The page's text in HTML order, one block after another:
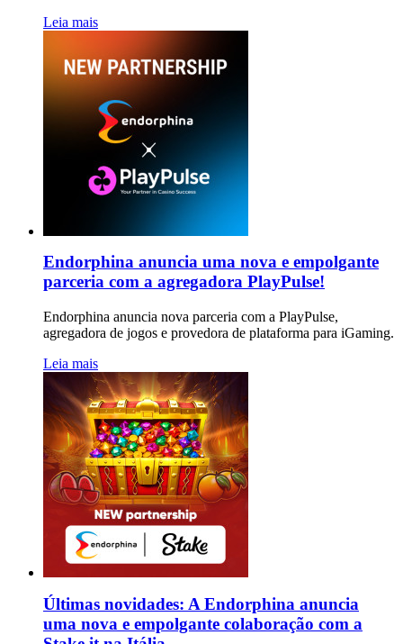
Leia mais
Endorphina anuncia uma nova e empolgante
parceria com a agregadora PlayPulse!
Endorphina anuncia nova parceria com a PlayPulse,
agregadora de jogos e provedora de plataforma para iGaming.
Leia mais
Últimas novidades: A Endorphina anuncia
uma nova e empolgante colaboração com a